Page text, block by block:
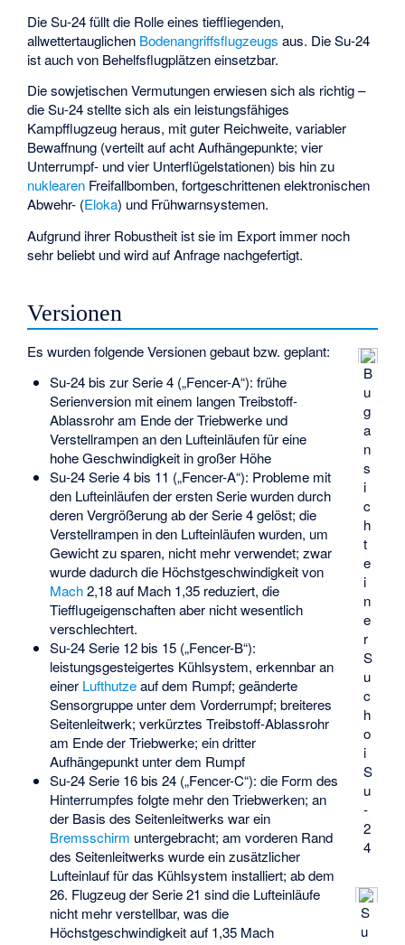
Die Su-24 füllt die Rolle eines tieffliegenden,
allwettertauglichen Bodenangriffsflugzeugs aus. Die Su-24
ist auch von Behelfsflugplätzeneinsetzbar.
Die sowjetischen Vermutungen erwiesen sich als richtig –
die Su-24 stellte sich als ein leistungsfähiges
Kampfflugzeug heraus, mit guter Reichweite, variabler
Bewaffnung (verteilt auf acht Aufhängepunkte; vier
Unterrumpf- und vier Unterflügelstationen) bis hin zu
nuklearen Freifallbomben, fortgeschrittenen elektronischen
Abwehr- (Eloka) und Frühwarnsystemen.
Aufgrund ihrer Robustheit ist sie im Export immer noch
sehr beliebt und wird auf Anfrage nachgefertigt.
Versionen
B
u
g
a
n
s
i
c
h
t
e
i
n
e
r
S
u
c
h
o
i
S
u
-
2
4
S
u
Es wurden folgende Versionen gebaut bzw. geplant:
Su-24 bis zur Serie 4 („Fencer-A“): frühe
Serienversion mit einem langen Treibstoff-
Ablassrohr am Ende der Triebwerke und
Verstellrampen an den Lufteinläufen für eine
hohe Geschwindigkeit in großer Höhe
Su-24 Serie 4 bis 11 („Fencer-A“): Probleme mit
den Lufteinläufen der ersten Serie wurden durch
deren Vergrößerung ab der Serie 4 gelöst; die
Verstellrampen in den Lufteinläufen wurden, um
Gewicht zu sparen, nicht mehr verwendet; zwar
wurde dadurch die Höchstgeschwindigkeit von
Mach2,18 auf Mach 1,35 reduziert, die
Tiefflugeigenschaften aber nicht wesentlich
verschlechtert.
Su-24 Serie 12 bis 15 („Fencer-B“):
leistungsgesteigertes Kühlsystem, erkennbar an
einer Lufthutzeauf dem Rumpf; geänderte
Sensorgruppe unter dem Vorderrumpf; breiteres
Seitenleitwerk; verkürztes Treibstoff-Ablassrohr
am Ende der Triebwerke; ein dritter
Aufhängepunkt unter dem Rumpf
Su-24 Serie 16 bis 24 („Fencer-C“): die Form des
Hinterrumpfes folgte mehr den Triebwerken; an
der Basis des Seitenleitwerks war ein
Bremsschirm untergebracht; am vorderen Rand
des Seitenleitwerks wurde ein zusätzlicher
Lufteinlauf für das Kühlsystem installiert; ab dem
26. Flugzeug der Serie 21 sind die Lufteinläufe
nicht mehr verstellbar, was die
Höchstgeschwindigkeit auf 1,35 Mach